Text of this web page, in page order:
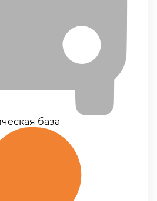
база